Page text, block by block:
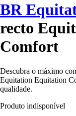
BR
recto
Comfort
Descubra o máximo
Equitation Equitation
qualidade.
Produto indisponível